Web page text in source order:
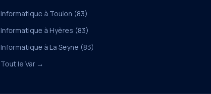
Informatique à Toulon (83)
Informatique à Hyères (83)
Informatique à La Seyne (83)
Tout le Var →